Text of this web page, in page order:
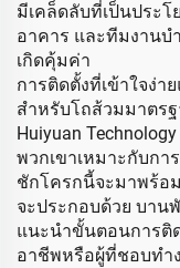
มีเคล็ดลับที่เป็นประโ
อาคาร และทีมงานบ
เกิดคุ้มค่า
การติดตั้งที่เข้าใจง่า
สำหรับโถส้วมมาตร
Huiyuan
พวกเขาเหมาะกับก
ชักโครกนี้จะมาพร้อ
จะประกอบด้วย บาน
แนะนำขั้นตอนการติ
อาชีพหรือผู้ที่ชอบทำ